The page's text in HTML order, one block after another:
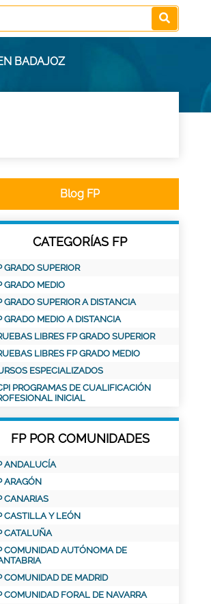
BADAJOZ
Blog FP
CATEGORÍAS FP
GRADO SUPERIOR
GRADO MEDIO
GRADO SUPERIOR A DISTANCIA
GRADO MEDIO A DISTANCIA
LIBRES FP GRADO SUPERIOR
LIBRES FP GRADO MEDIO
ESPECIALIZADOS
PROGRAMAS DE CUALIFICACIÓN
INICIAL
FP POR COMUNIDADES
ANDALUCÍA
ARAGÓN
CANARIAS
CASTILLA Y LEÓN
CATALUÑA
COMUNIDAD AUTÓNOMA DE
COMUNIDAD DE MADRID
COMUNIDAD FORAL DE NAVARRA